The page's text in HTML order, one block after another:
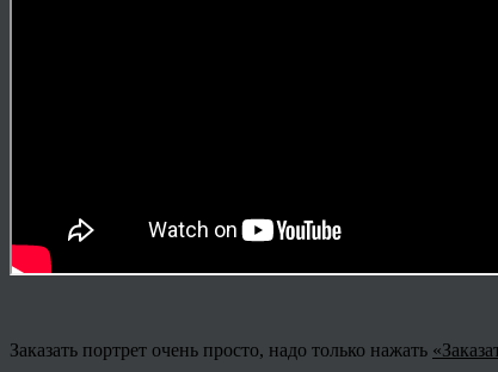
Заказать портрет очень просто, надо только нажать